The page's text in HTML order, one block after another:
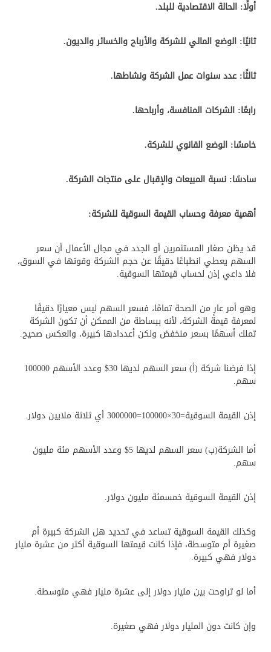
أولًا: الحالة الاقتصادية للبلد.
ثانيًا: الوضع المالي للشركة والأرباح والخسائر والديون.
ثالثًا: عدد سنوات عمل الشركة ونشاطها.
رابعًا: الشركات المنافسة، وأرباحها.
خامسًا: الوضع القانوي للشركة.
سادسًا: نسبة المبيعات والإقبال على منتجات الشركة.
أهمية معرفة وحساب القيمة السوقية للشركة:
قد يظن صغار المستثمرين أو الجدد في مجال الأعمال أن سعر
السهم يعطي انطباعًا دقيقًا عن حجم الشركة وقوتها في السوق،
فلا داعي إذن لحساب قيمتها السوقية.
وهو أمر عارٍ من الصحة تمامًا، فسعر السهم ليس معيارًا دقيقًا
لمعرفة قيمة الشركة، لأنه ببساطة من الممكن أن تكون الشركة
تملك أسهمًا بسعر منخفض ولكن أعددادها كبيرة، والعكس صحيح.
إذا فرضنا شركة (أ) سعر السهم لديها 30$ وعدد الأسهم 100000
سهم.
إذن القيمة السوقية=30×100000=3000000 أي ثلاثة ملايين دولار.
أما الشركة(ب) سعر السهم لديها 5$ وعدد الأسهم مئة مليون
سهم.
إذن القيمة السوقية خمسمئة مليون دولار.
وكذلك القيمة السوقية تساعد في تحديد هل الشركة كبيرة أم
صغيرة أم متوسطة، فإذا كانت قيمتها السوقية أكثر من عشرة مليار
دولار فهي كبيرة.
أما لو تراوحت بين مليار دولار إلى عشرة مليار فهي متوسطة.
وإن كانت دون المليار دولار فهي صغيرة.